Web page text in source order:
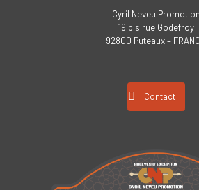
Cyril Neveu Promotion
19 bis rue Godefroy
92800 Puteaux –
Contact